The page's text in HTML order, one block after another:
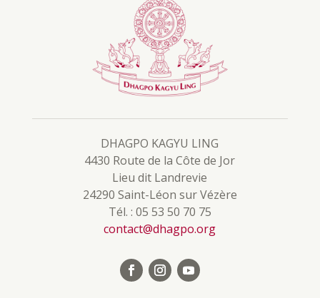
DHAGPO KAGYU LING
4430 Route de la Côte de Jor
Lieu dit Landrevie
24290 Saint-Léon sur Vézère
Tél. : 05 53 50 70 75
contact@dhagpo.org